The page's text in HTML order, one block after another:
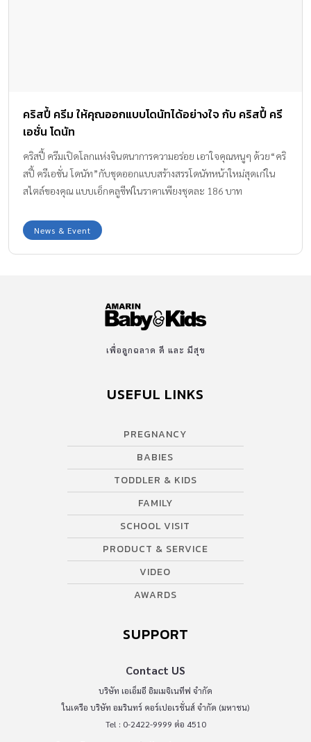
คริสปี้ ครีม ให้คุณออกแบบโดนัทได้อย่างใจ กับ คริสปี้ ครี
เอชั่น โดนัท
คริสปี้ ครีมเปิดโลกแห่งจินตนาการความอร่อย เอาใจคุณหนูๆ ด้วย“คริ
สปี้ ครีเอชั่น โดนัท”กับชุดออกแบบสร้างสรรโดนัทหน้าใหม่สุดเก๋ใน
สไตล์ของคุณ แบบเอ็กคลูซีฟในราคาเพียงชุดละ 186 บาท
News & Event
เพื่อลูกฉลาด ดี และ มีสุข
USEFUL LINKS
PREGNANCY
BABIES
TODDLER & KIDS
FAMILY
SCHOOL VISIT
PRODUCT & SERVICE
VIDEO
AWARDS
SUPPORT
Contact US
บริษัท เอเอ็มอี อิมเมจิเนทีฟ จำกัด
ในเครือ บริษัท อมรินทร์ คอร์เปอเรชั่นส์ จำกัด (มหาชน)
Tel : 0-2422-9999 ต่อ 4510